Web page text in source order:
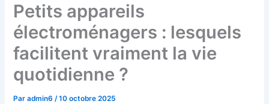
Petits appareils
électroménagers : lesquels
facilitent vraiment la vie
quotidienne ?
Paradmin6/10 octobre 2025